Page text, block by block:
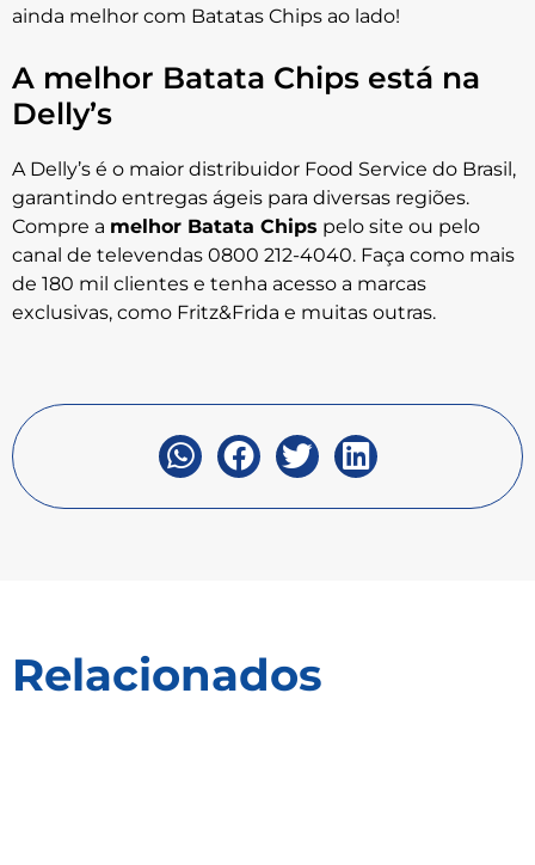
ainda melhor com Batatas Chips ao lado!
A melhor Batata Chips está na
Delly’s
A Delly’s é o maior distribuidor Food Service do Brasil,
garantindo entregas ágeis para diversas regiões.
Compre a melhor Batata Chips pelo site ou pelo
canal de televendas 0800 212-4040. Faça como mais
de 180 mil clientes e tenha acesso a marcas
exclusivas, como Fritz&Frida e muitas outras.
Relacionados